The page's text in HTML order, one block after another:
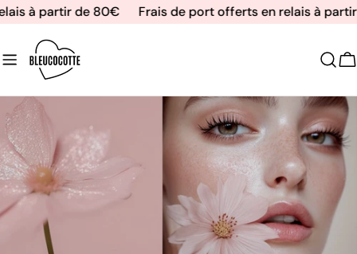
Aller
contenu
à partir de 80€ Frais de port offerts en relais à partir